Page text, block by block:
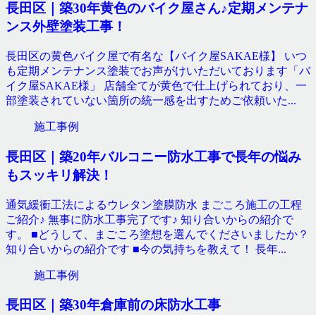
長田区｜築30年黄色のバイク屋さん♪定期メンテナ
ンス外壁塗装工事！
長田区の黄色バイク屋で有名な【バイク屋SAKAE様】 いつ
も定期メンテナンス塗装でお声がけいただいております「バ
イク屋SAKAE様」 店舗全てが黄色で仕上げられており、一
部塗装されていない箇所の統一感を出すためご依頼いた...
施工事例
長田区｜築20年バルコニー防水工事で長年の悩み
もスッキリ解決！
通気緩衝工法によるウレタン塗膜防水 まごころ施工の工程
ご紹介♪ 無事に防水工事完了です♪ 知り合いからの紹介で
す。 ■どうして、まごころ塗想を選んでくださいましたか？
知り合いからの紹介です ■今の気持ちを教えて！ 長年...
施工事例
長田区｜築30年倉庫前の床防水工事